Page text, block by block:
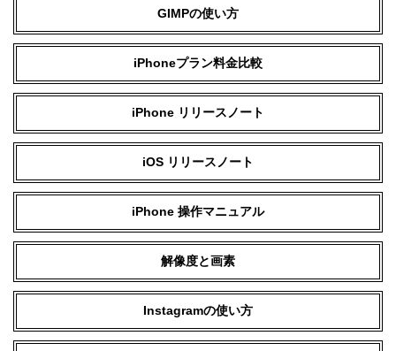
録音方式
ステレオ録音
撮影対応フォーマット
動画メインカメラ 4K撮影
動画メインカメラ 1080p HD 撮影
動画メインカメラ 720p HD 撮影
GIMPの使い方
iPhoneプラン料金比較
iPhone リリースノート
iOS リリースノート
iPhone 操作マニュアル
解像度と画素
Instagramの使い方